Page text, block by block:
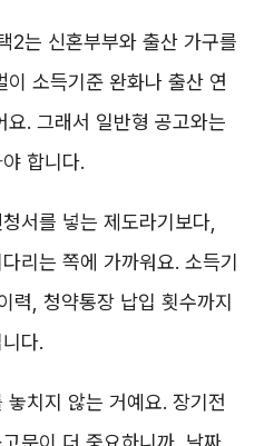
2는 신혼부부와 출산 가구를
소득기준 완화나 출산 연
. 그래서 일반형 공고와는
합니다.
서를 넣는 제도라기보다,
리는 쪽에 가까워요. 소득기
력, 청약통장 납입 횟수까지
다.
치지 않는 거예요. 장기전